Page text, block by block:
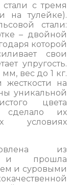
с тремя
на тулейке).
стали:
– двойной
которой
свои
упругость.
вес до 1 кг.
на
уникальной
цвета
сделало их
условиях
из
и прошла
и суровыми